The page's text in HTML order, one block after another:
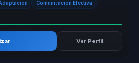
Comunicación Efectiva
Ver Perfil